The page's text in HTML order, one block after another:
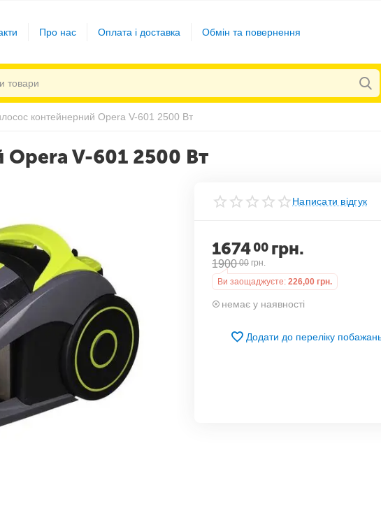
Про нас Оплата і доставка Обмін та повернення
контейнерний Opera V-601 2500 Вт
V-601 2500 Вт
Написати відгук
167400 грн.
1900 00 грн.
Ви заощаджуєте: 226,00 грн.
немає у наявності
Додати до переліку